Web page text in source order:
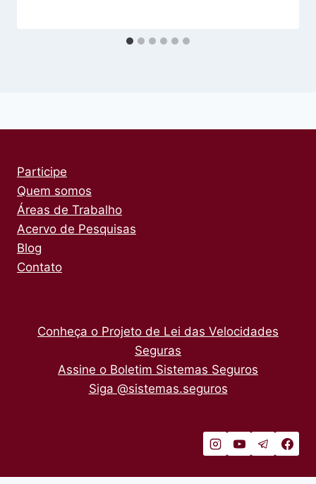
Participe
Quem somos
Áreas de Trabalho
Acervo de Pesquisas
Blog
Contato
Conheça o Projeto de Lei das Velocidades
Seguras
Assine o Boletim Sistemas Seguros
Siga @sistemas.seguros